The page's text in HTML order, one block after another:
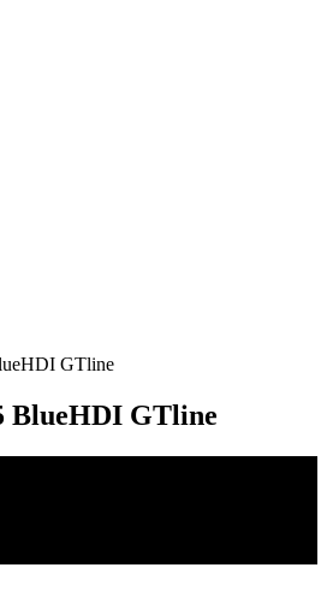
GTline
BlueHDI GTline